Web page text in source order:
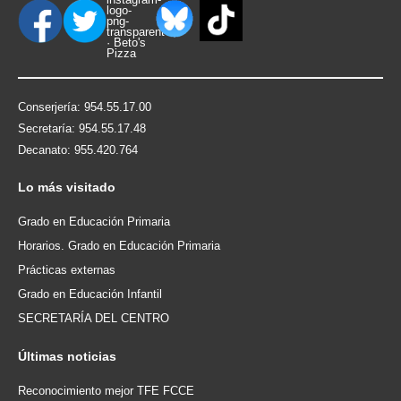
Conserjería: 954.55.17.00
Secretaría: 954.55.17.48
Decanato: 955.420.764
Lo más visitado
Grado en Educación Primaria
Horarios. Grado en Educación Primaria
Prácticas externas
Grado en Educación Infantil
SECRETARÍA DEL CENTRO
Últimas noticias
Reconocimiento mejor TFE FCCE